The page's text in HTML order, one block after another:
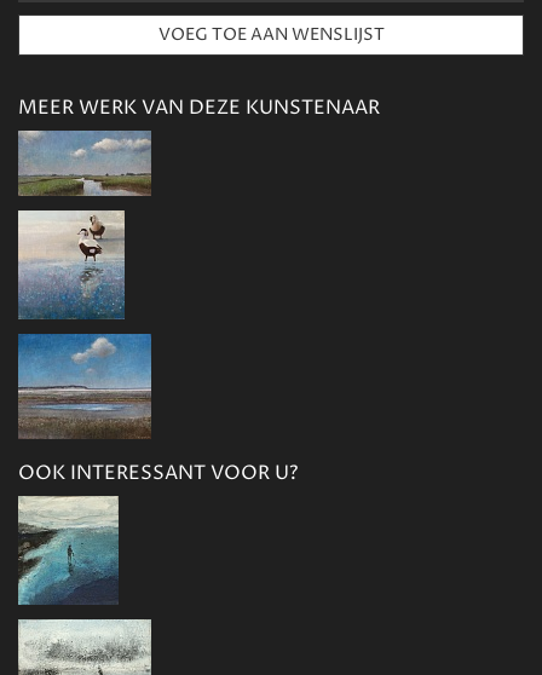
MEER WERK VAN DEZE KUNSTENAAR
OOK INTERESSANT VOOR U?